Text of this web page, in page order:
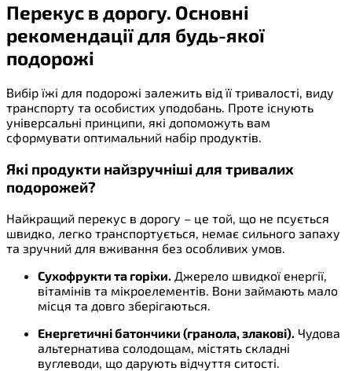
Перекус в дорогу. Основні
рекомендації для будь-якої
подорожі
Вибір їжі для подорожі залежить від її тривалості, виду
транспорту та особистих уподобань. Проте існують
універсальні принципи, які допоможуть вам
сформувати оптимальний набір продуктів.
Які продукти найзручніші для тривалих
подорожей?
Найкращий перекус в дорогу – це той, що не псується
швидко, легко транспортується, немає сильного запаху
та зручний для вживання без особливих умов.
Сухофрукти та горіхи. Джерело швидкої енергії,
вітамінів та мікроелементів. Вони займають мало
місця та довго зберігаються.
Енергетичні батончики (гранола, злакові). Чудова
альтернатива солодощам, містять складні
вуглеводи, що дарують відчуття ситості.